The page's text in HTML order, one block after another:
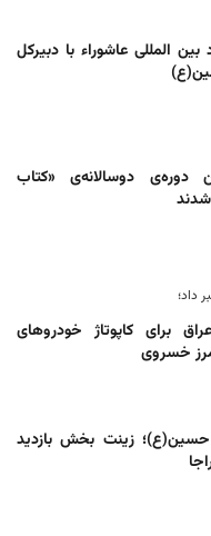
بین المللی عاشوراء با دبیرکل
دوره‌ی دوسالانه‌ی «کتاب
داد؛
برای کاپوتاژ خودروهای
خسروی
زینت بخش بازدید